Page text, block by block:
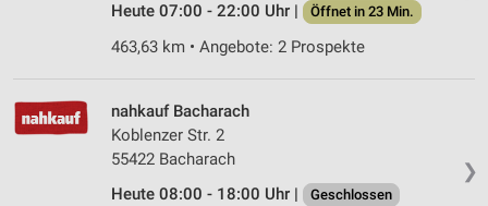
Heute 07:00 - 22:00 Uhr |
Öffnet in 23 Min.
463,63 km • Angebote: 2 Prospekte
❯
nahkauf Bacharach
Koblenzer Str. 2
55422 Bacharach
Heute 08:00 - 18:00 Uhr |
Geschlossen